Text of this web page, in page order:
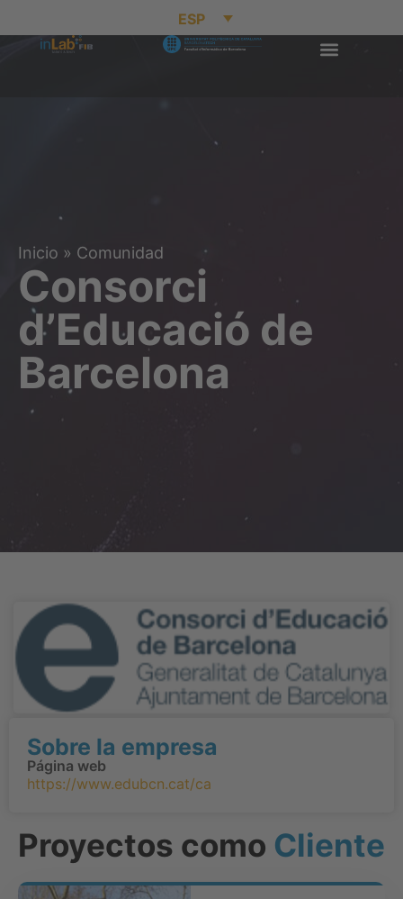
ESP
Inicio » Comunidad
Consorci
d’Educació de
Barcelona
Proyectos como Cliente
Sobre la empresa
Página web
https://www.edubcn.cat/ca